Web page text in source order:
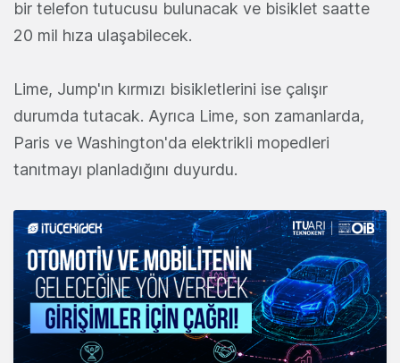
bir telefon tutucusu bulunacak ve bisiklet saatte
20 mil hıza ulaşabilecek.
Lime, Jump'ın kırmızı bisikletlerini ise çalışır
durumda tutacak. Ayrıca Lime, son zamanlarda,
Paris ve Washington'da elektrikli mopedleri
tanıtmayı planladığını duyurdu.